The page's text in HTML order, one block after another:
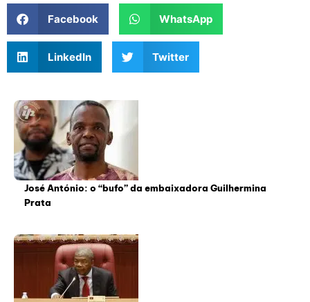
Facebook WhatsApp
LinkedIn Twitter
José António: o “bufo” da embaixadora Guilhermina
Prata